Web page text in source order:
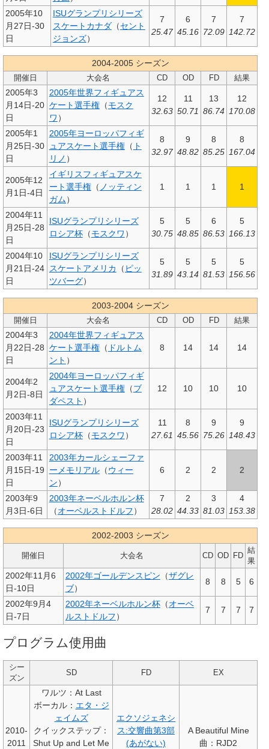
2005年10
月27日-30
日
ISUグランプリシリーズ
スケートカナダ（セント
ジョンズ）
7
25.47
6
45.16
7
72.09
7
142.72
2004-2005 シーズン
開催日 大会名 CD OD FD 結果
2005年3
月14日-20
日
2005年世界フィギュアス
ケート選手権（モスク
ワ ）
12
32.63
11
50.71
13
86.74
12
170.08
2005年1
月25日-30
日
2005年ヨーロッパフィギ
ュアスケート選手権（ ト
リノ ）
8
32.97
9
48.82
8
85.25
8
167.04
2005年12
月1日-4日
イギリスフィギュアスケ
ート選手権（ ノッティン
ガム）
1 1 1 1
2004年11
月25日-28
日
ISUグランプリシリーズ
ロシア杯（モスクワ ）
5
30.75
5
48.85
6
86.53
5
166.13
2004年10
月21日-24
日
ISUグランプリシリーズ
スケートアメリカ
（ ピッ
ツバーグ）
5
31.89
5
43.14
5
81.53
5
156.56
2003-2004 シーズン
開催日 大会名 CD OD FD 結果
2004年3
月22日-28
日
2004年世界フィギュアス
ケート選手権（ ドルトム
ント ）
8 14 14 14
2004年2
月2日-8日
2004年ヨーロッパフィギ
ュアスケート選手権（ブ
ダペスト ）
12 10 10 10
2003年11
月20日-23
日
ISUグランプリシリーズ
ロシア杯（モスクワ ）
11
27.61
8
45.56
9
75.26
9
148.43
2003年11
月15日-19
日
2003年カールシェーファ
ーメモリアル（ウィー
ン）
6 2 2 2
2003年9
月3日-6日
2003年ネーベルホルン杯
（オーベルストドルフ）
7
28.02
2
44.33
3
81.03
4
153.38
2002-2003 シーズン
開催日 大会名 CD OD FD
結
果
2002年11月6
日-10日
2002年ゴールデンスピン （ザグレ
ブ）
8 8 5 6
2002年9月4
日-7日
2002年ネーベルホルン杯（オーベ
ルストドルフ）
7 7 7 7
プログラム使用曲
シー
ズン
SD FD EX
2010-
2011
ワルツ：At Last
ボーカル： エタ・ジ
ェイムズ
クイックステップ：
Shut Up and Let Me
エクソジェネシ
ス:交響曲第3部
(あがない)
A Beautiful Mine
曲：RJD2